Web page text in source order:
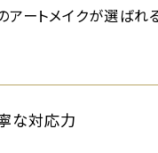
アートメイクが選ばれ
な対応力